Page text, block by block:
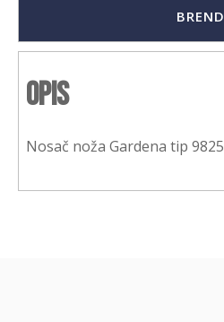
BREND
Opis
Nosač noža Gardena tip 9825